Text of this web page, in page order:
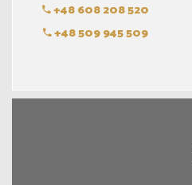
+48 608 208 520
+48 509 945 509